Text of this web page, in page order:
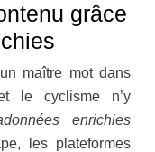
grâce
maître mot dans
le cyclisme n’y
enrichies
les plateformes